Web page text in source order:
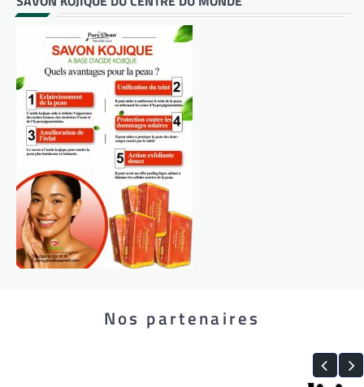
Nos partenaires